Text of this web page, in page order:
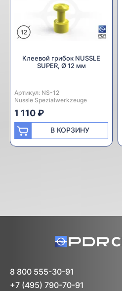
Клеевой грибок NUSSLE
SUPER, Ø 12 мм
Артикул: NS-12
Производитель:
Nussle Spezialwerkzeuge
1 110 ₽
В КОРЗИНУ
8 800 555-30-91
+7 (495) 790-70-91